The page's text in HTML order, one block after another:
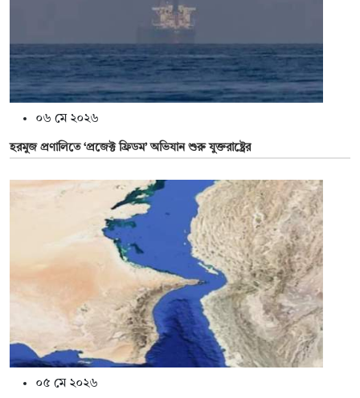
০৬ মে ২০২৬
হরমুজ প্রণালিতে ‘প্রজেক্ট ফ্রিডম’ অভিযান শুরু যুক্তরাষ্ট্রের
০৫ মে ২০২৬